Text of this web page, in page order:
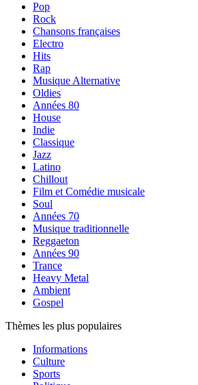
Pop
Rock
Chansons françaises
Electro
Hits
Rap
Musique Alternative
Oldies
Années 80
House
Indie
Classique
Jazz
Latino
Chillout
Film et Comédie musicale
Soul
Années 70
Musique traditionnelle
Reggaeton
Années 90
Trance
Heavy Metal
Ambient
Gospel
Thèmes les plus populaires
Informations
Culture
Sports